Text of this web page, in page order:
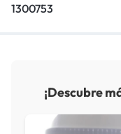
1300753
¡Descubre